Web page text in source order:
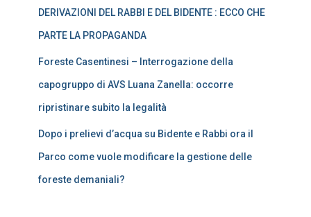
DERIVAZIONI DEL RABBI E DEL BIDENTE : ECCO CHE
PARTE LA PROPAGANDA
Foreste Casentinesi – Interrogazione della
capogruppo di AVS Luana Zanella: occorre
ripristinare subito la legalità
Dopo i prelievi d’acqua su Bidente e Rabbi ora il
Parco come vuole modificare la gestione delle
foreste demaniali?